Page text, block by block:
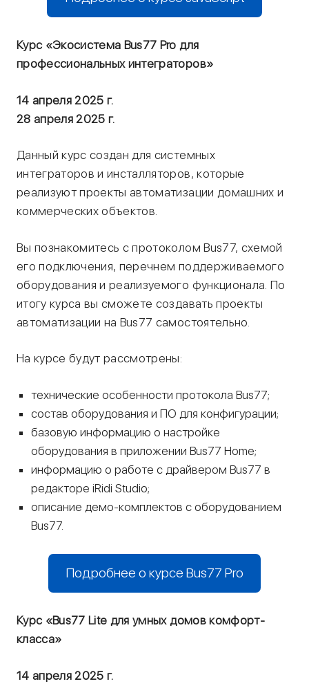
Курс «Экосистема Bus77 Pro для
профессиональных интеграторов»
14 апреля 2025 г.
28 апреля 2025 г.
Данный курс создан для системных
интеграторов и инсталляторов, которые
реализуют проекты автоматизации домашних и
коммерческих объектов.
Вы познакомитесь с протоколом Bus77, схемой
его подключения, перечнем поддерживаемого
оборудования и реализуемого функционала. По
итогу курса вы сможете создавать проекты
автоматизации на Bus77 самостоятельно.
На курсе будут рассмотрены:
технические особенности протокола Bus77;
состав оборудования и ПО для конфигурации;
базовую информацию о настройке
оборудования в приложении Bus77 Home;
информацию о работе с драйвером Bus77 в
редакторе iRidi Studio;
описание демо-комплектов с оборудованием
Bus77.
Подробнее о курсе Bus77 Pro
Курс «Bus77 Lite для умных домов комфорт-
класса»
14 апреля 2025 г.